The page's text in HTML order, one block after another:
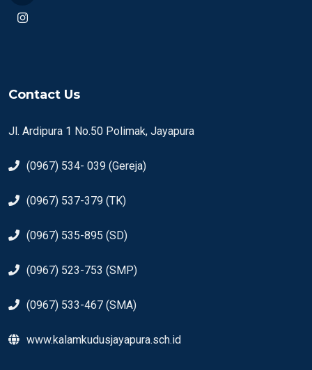
Contact Us
Jl. Ardipura 1 No.50 Polimak, Jayapura
(0967) 534- 039 (Gereja)
(0967) 537-379 (TK)
(0967) 535-895 (SD)
(0967) 523-753 (SMP)
(0967) 533-467 (SMA)
www.kalamkudusjayapura.sch.id